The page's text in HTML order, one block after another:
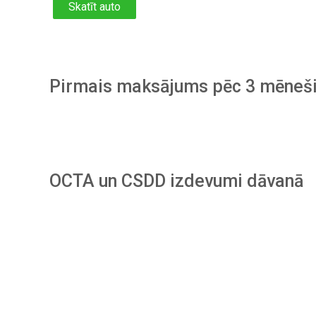
Skatīt auto
Pirmais maksājums pēc 3
OCTA un CSDD izdevumi dāvanā